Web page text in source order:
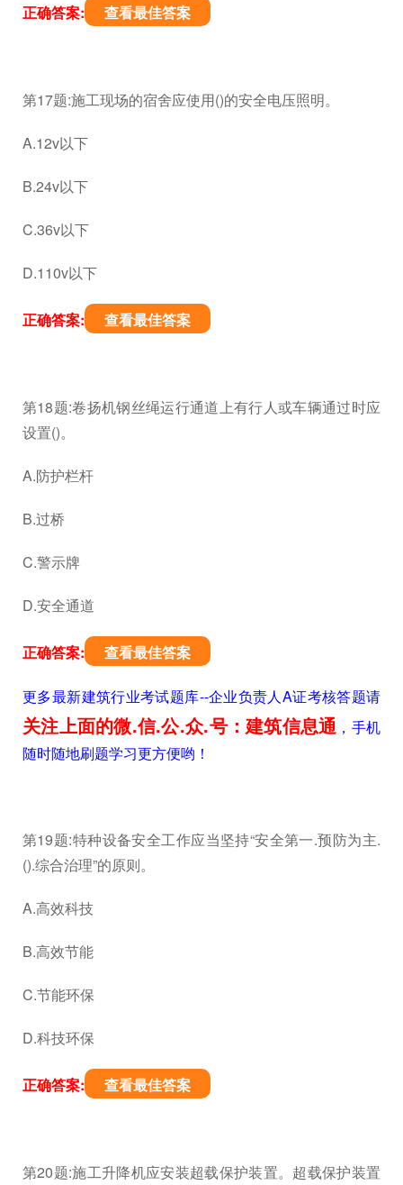
正确答案: 查看最佳答案
第17题:施工现场的宿舍应使用()的安全电压照明。
A.12v以下
B.24v以下
C.36v以下
D.110v以下
正确答案: 查看最佳答案
第18题:卷扬机钢丝绳运行通道上有行人或车辆通过时应
设置()。
A.防护栏杆
B.过桥
C.警示牌
D.安全通道
正确答案: 查看最佳答案
更多最新建筑行业考试题库--企业负责人A证考核答题请
关注上面的微.信.公.众.号：建筑信息通，手机
随时随地刷题学习更方便哟！
第19题:特种设备安全工作应当坚持“安全第一.预防为主.
().综合治理”的原则。
A.高效科技
B.高效节能
C.节能环保
D.科技环保
正确答案: 查看最佳答案
第20题:施工升降机应安装超载保护装置。超载保护装置